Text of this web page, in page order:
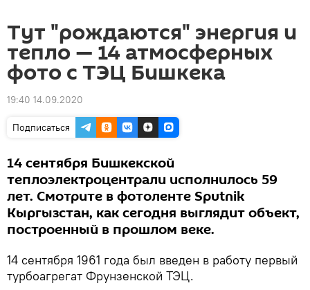
Тут "рождаются" энергия и
тепло — 14 атмосферных
фото с ТЭЦ Бишкека
19:40 14.09.2020
Подписаться
14 сентября Бишкекской
теплоэлектроцентрали исполнилось 59
лет. Смотрите в фотоленте Sputnik
Кыргызстан, как сегодня выглядит объект,
построенный в прошлом веке.
14 сентября 1961 года был введен в работу первый
турбоагрегат Фрунзенской ТЭЦ.